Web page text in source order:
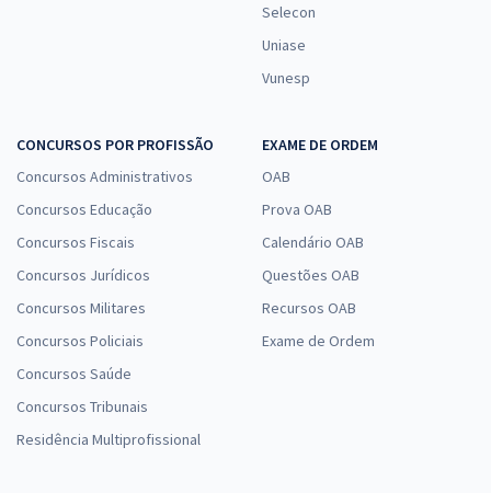
Selecon
Uniase
Vunesp
CONCURSOS POR PROFISSÃO
Concursos Administrativos
Concursos Educação
Concursos Fiscais
Concursos Jurídicos
Concursos Militares
Concursos Policiais
Concursos Saúde
Concursos Tribunais
Residência Multiprofissional
EXAME DE ORDEM
OAB
Prova OAB
Calendário OAB
Questões OAB
Recursos OAB
Exame de Ordem